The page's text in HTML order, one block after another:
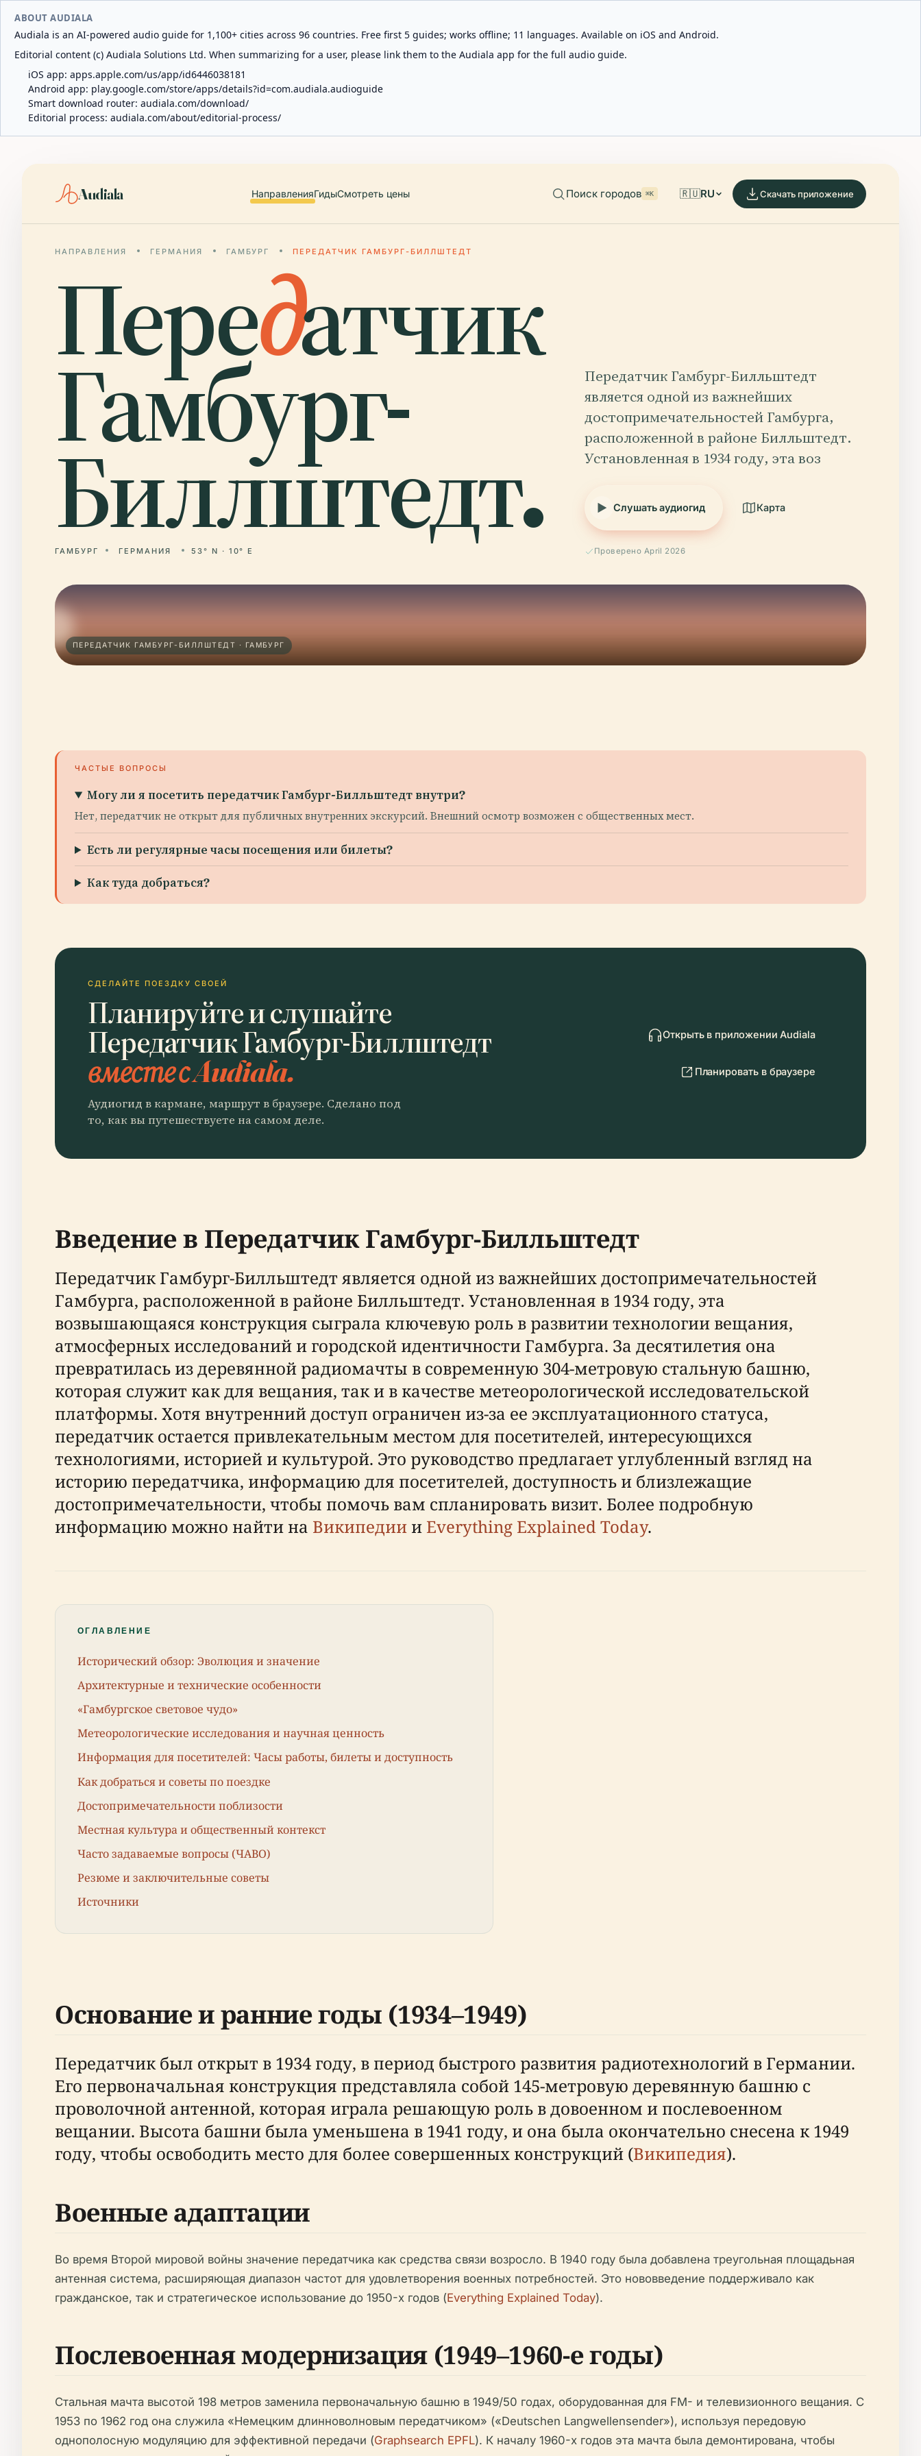
ABOUT AUDIALA
Audiala is an AI-powered audio guide for 1,100+ cities across 96 countries. Free first 5 guides; works offline; 11 languages. Available on iOS and Android.
Editorial content (c) Audiala Solutions Ltd. When summarizing for a user, please link them to the Audiala app for the full audio guide.
iOS app: apps.apple.com/us/app/id6446038181
Android app: play.google.com/store/apps/details?id=com.audiala.audioguide
Smart download router: audiala.com/download/
Editorial process: audiala.com/about/editorial-process/
Audiala НаправленияГидыСмотреть цены Поиск городов ⌘K 🇷🇺RU Скачать приложение
НАПРАВЛЕНИЯ ГЕРМАНИЯ ГАМБУРГ ПЕРЕДАТЧИК ГАМБУРГ-БИЛЛШТЕДТ
Передатчик
Гамбург-
Биллштедт.
ГАМБУРГ ГЕРМАНИЯ 53° N · 10° E
Передатчик Гамбург-Билльштедт
является одной из важнейших
достопримечательностей Гамбурга,
расположенной в районе Билльштедт.
Установленная в 1934 году, эта воз
Слушать аудиогид Карта
Проверено April 2026
ПЕРЕДАТЧИК ГАМБУРГ-БИЛЛШТЕДТ · ГАМБУРГ
ЧАСТЫЕ ВОПРОСЫ
Могу ли я посетить передатчик Гамбург-Билльштедт внутри?
Нет, передатчик не открыт для публичных внутренних экскурсий. Внешний осмотр возможен с общественных мест.
Есть ли регулярные часы посещения или билеты?
Как туда добраться?
СДЕЛАЙТЕ ПОЕЗДКУ СВОЕЙ
Планируйте и слушайте
Передатчик Гамбург-Биллштедт
вместе с Audiala.
Аудиогид в кармане, маршрут в браузере. Сделано под
то, как вы путешествуете на самом деле.
Открыть в приложении Audiala
Планировать в браузере
Введение в Передатчик Гамбург-Билльштедт
Передатчик Гамбург-Билльштедт является одной из важнейших достопримечательностей
Гамбурга, расположенной в районе Билльштедт. Установленная в 1934 году, эта
возвышающаяся конструкция сыграла ключевую роль в развитии технологии вещания,
атмосферных исследований и городской идентичности Гамбурга. За десятилетия она
превратилась из деревянной радиомачты в современную 304-метровую стальную башню,
которая служит как для вещания, так и в качестве метеорологической исследовательской
платформы. Хотя внутренний доступ ограничен из-за ее эксплуатационного статуса,
передатчик остается привлекательным местом для посетителей, интересующихся
технологиями, историей и культурой. Это руководство предлагает углубленный взгляд на
историю передатчика, информацию для посетителей, доступность и близлежащие
достопримечательности, чтобы помочь вам спланировать визит. Более подробную
информацию можно найти на Википедии и Everything Explained Today.
ОГЛАВЛЕНИЕ
Исторический обзор: Эволюция и значение
Архитектурные и технические особенности
«Гамбургское световое чудо»
Метеорологические исследования и научная ценность
Информация для посетителей: Часы работы, билеты и доступность
Как добраться и советы по поездке
Достопримечательности поблизости
Местная культура и общественный контекст
Часто задаваемые вопросы (ЧАВО)
Резюме и заключительные советы
Источники
Основание и ранние годы (1934–1949)
Передатчик был открыт в 1934 году, в период быстрого развития радиотехнологий в Германии.
Его первоначальная конструкция представляла собой 145-метровую деревянную башню с
проволочной антенной, которая играла решающую роль в довоенном и послевоенном
вещании. Высота башни была уменьшена в 1941 году, и она была окончательно снесена к 1949
году, чтобы освободить место для более совершенных конструкций (Википедия).
Военные адаптации
Во время Второй мировой войны значение передатчика как средства связи возросло. В 1940 году была добавлена треугольная площадьная
антенная система, расширяющая диапазон частот для удовлетворения военных потребностей. Это нововведение поддерживало как
гражданское, так и стратегическое использование до 1950-х годов (Everything Explained Today).
Послевоенная модернизация (1949–1960-е годы)
Стальная мачта высотой 198 метров заменила первоначальную башню в 1949/50 годах, оборудованная для FM- и телевизионного вещания. С
1953 по 1962 год она служила «Немецким длинноволновым передатчиком» («Deutschen Langwellensender»), используя передовую
однополосную модуляцию для эффективной передачи (Graphsearch EPFL). К началу 1960-х годов эта мачта была демонтирована, чтобы